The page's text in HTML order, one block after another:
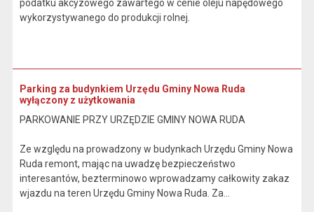
podatku akcyzowego zawartego w cenie oleju napędowego
wykorzystywanego do produkcji rolnej.
Parking za budynkiem Urzędu Gminy Nowa Ruda
wyłączony z użytkowania
PARKOWANIE PRZY URZĘDZIE GMINY NOWA RUDA
Ze względu na prowadzony w budynkach Urzędu Gminy Nowa
Ruda remont, mając na uwadzę bezpieczeństwo
interesantów, bezterminowo wprowadzamy całkowity zakaz
wjazdu na teren Urzędu Gminy Nowa Ruda. Za...